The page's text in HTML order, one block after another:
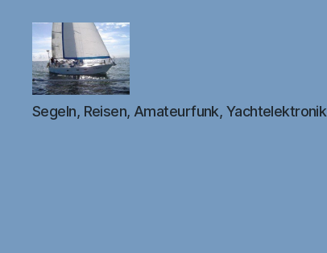
DB1FW
Segeln, Reisen, Amateurfunk, Yachtelektronik